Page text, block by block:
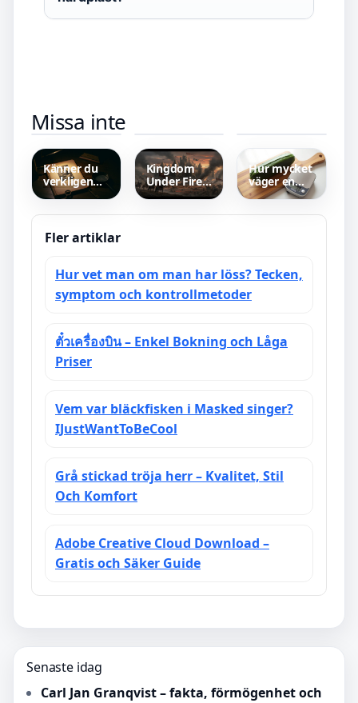
Missa inte
Skatten
Betalas –
Datum 2026
Enkla
Solresor
rollista och
datum 2025
Känner du
verkligen
din familj? –
och pris
Kingdom
Under Fire 2
– Spelguide
Hur mycket
väger en
gurka? –
gram
Fler artiklar
Hur vet man om man har löss? Tecken,
symptom och kontrollmetoder
ตั๋วเครื่องบิน – Enkel Bokning och Låga
Priser
Vem var bläckfisken i Masked singer?
IJustWantToBeCool
Grå stickad tröja herr – Kvalitet, Stil
Och Komfort
Adobe Creative Cloud Download –
Gratis och Säker Guide
Senaste idag
Carl Jan Granqvist – fakta, förmögenhet och